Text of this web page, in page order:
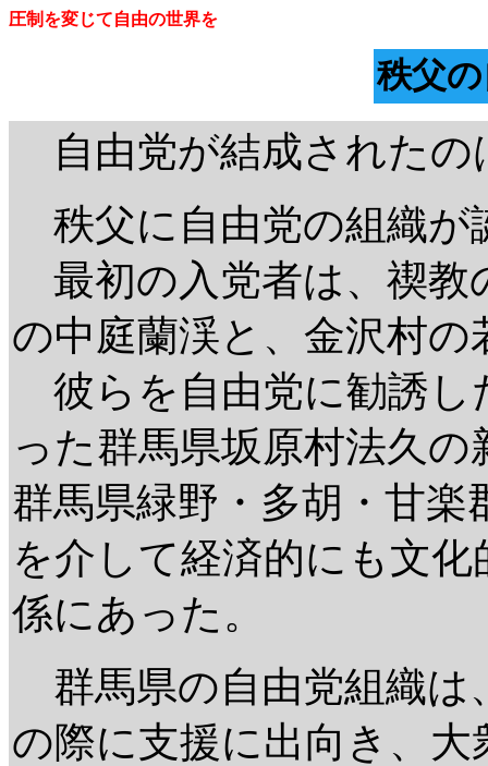
圧制を変じて自由の世界を
秩父
自由党が結成されたの
秩父に自由党の組織が
最初の入党者は、禊教
の中庭蘭渓と、金沢村
彼らを自由党に勧誘し
った群馬県坂原村法久
群馬県緑野・多胡・甘
を介して経済的にも文
係にあった。
群馬県の自由党組織は
の際に支援に出向き、